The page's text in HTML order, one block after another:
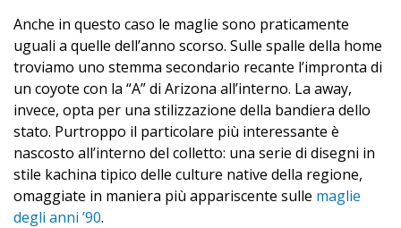
Anche in questo caso le maglie sono praticamente
uguali a quelle dell’anno scorso. Sulle spalle della home
troviamo uno stemma secondario recante l’impronta di
un coyote con la “A” di Arizona all’interno. La away,
invece, opta per una stilizzazione della bandiera dello
stato. Purtroppo il particolare più interessante è
nascosto all’interno del colletto: una serie di disegni in
stile kachina tipico delle culture native della regione,
omaggiate in maniera più appariscente sulle maglie
degli anni ’90.